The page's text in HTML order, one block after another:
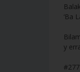
‘Ba
y
#277